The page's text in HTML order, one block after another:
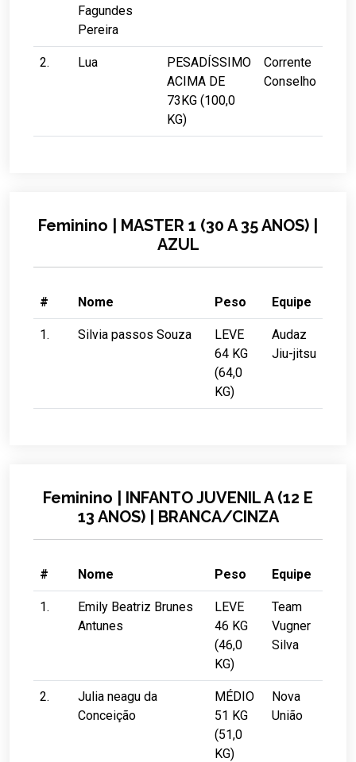
Fagundes
Pereira
2. Lua
PESADÍSSIMO
ACIMA DE
73KG (100,0
KG)
Corrente
Conselho
Feminino | MASTER 1 (30 A 35 ANOS) |
AZUL
# Nome Peso Equipe
1. Silvia passos Souza
LEVE
64 KG
(64,0
KG)
Audaz
Jiu-jitsu
Feminino | INFANTO JUVENIL A (12 E
13 ANOS) | BRANCA/CINZA
# Nome Peso Equipe
1.
Emily Beatriz Brunes
Antunes
LEVE
46 KG
(46,0
KG)
Team
Vugner
Silva
2.
Julia neagu da
Conceição
MÉDIO
51 KG
(51,0
KG)
Nova
União